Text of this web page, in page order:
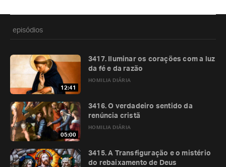
episódios
12:41
HOMILIA DIÁRIA
3417. Iluminar os corações com a luz
da fé e da razão
05:00
HOMILIA DIÁRIA
3416. O verdadeiro sentido da
renúncia cristã
3415. A Transfiguração e o mistério
do rebaixamento de Deus